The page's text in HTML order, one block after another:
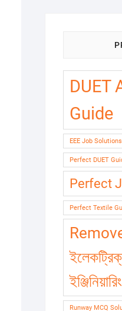
DUET
Guide
EEE Job Solutions
Perfect DUET
Perfect
Perfect Textile
ইঞ্জিনিয়ারিং
Runway MCQ